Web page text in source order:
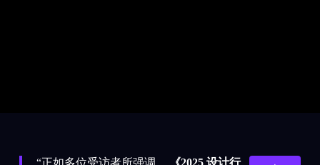
“正如多位受访者所强调
《2025 设计行